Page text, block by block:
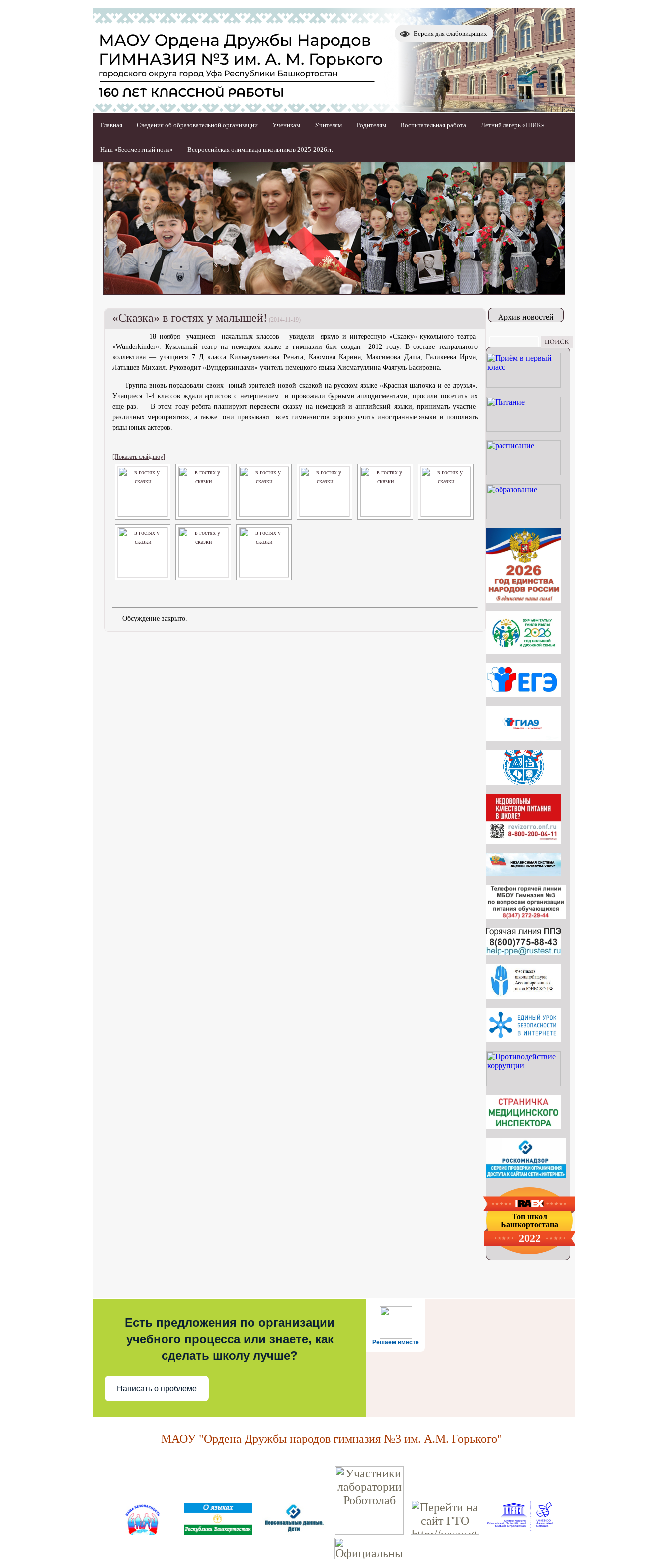
Версия для слабовидящих
Главная Сведения об образовательной организации Ученикам Учителям Родителям Воспитательная работа Летний лагерь «ШИК»
Наш «Бессмертный полк» Всероссийская олимпиада школьников 2025-2026гг.
«Сказка» в гостях у малышей! (2014-11-19)
18 ноября учащиеся начальных классов увидели яркую и интересную «Сказку» кукольного театра
«Wunderkinder». Кукольный театр на немецком языке в гимназии был создан 2012 году. В составе театрального
коллектива — учащиеся 7 Д класса Кильмухаметова Рената, Каюмова Карина, Максимова Даша, Галикеева Ирма,
Латышев Михаил. Руководит «Вундеркиндами» учитель немецкого языка Хисматуллина Фаягуль Басировна.
Труппа вновь порадовали своих юный зрителей новой сказкой на русском языке «Красная шапочка и ее друзья».
Учащиеся 1-4 классов ждали артистов с нетерпением и провожали бурными аплодисментами, просили посетить их
еще раз. В этом году ребята планируют перевести сказку на немецкий и английский языки, принимать участие
различных мероприятиях, а также они призывают всех гимназистов хорошо учить иностранные языки и пополнять
ряды юных актеров.
[Показать слайдшоу]
Обсуждение закрыто.
Архив новостей
Топ школ
Башкортостана
2022
Решаем вместе
Есть предложения по организации
учебного процесса или знаете, как
сделать школу лучше?
Написать о проблеме
МАОУ "Ордена Дружбы народов гимназия №3 им. А.М. Горького"